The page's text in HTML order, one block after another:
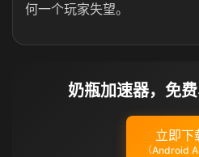
何一个玩家失望。
奶瓶加速器，免
立即下
（Android